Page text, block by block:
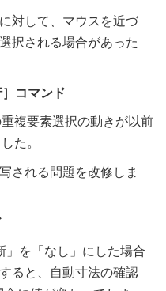
対して、マウスを近づ
択される場合があった
コマンド
複要素選択の動きが以前
た。
される問題を改修しま
」を「なし」にした場合
ると、自動寸法の確認